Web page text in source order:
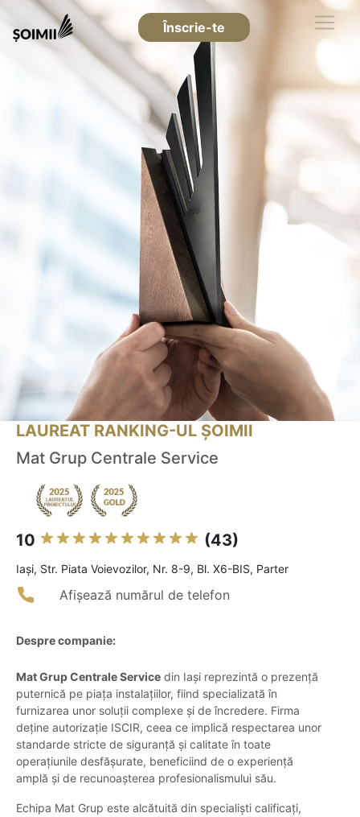
Înscrie-te
LAUREAT RANKING-UL ȘOIMII
Mat Grup Centrale Service
10 (43)
Iaşi, Str. Piata Voievozilor, Nr. 8-9, Bl. X6-BIS, Parter
Afișează numărul de telefon
Despre companie:
Mat Grup Centrale Service din Iași reprezintă o prezență
puternică pe piața instalațiilor, fiind specializată în
furnizarea unor soluții complexe și de încredere. Firma
deține autorizație ISCIR, ceea ce implică respectarea unor
standarde stricte de siguranță și calitate în toate
operațiunile desfășurate, beneficiind de o experiență
amplă și de recunoașterea profesionalismului său.
Echipa Mat Grup este alcătuită din specialiști calificați,